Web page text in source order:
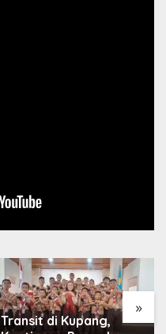
»
Transit di Kupang,